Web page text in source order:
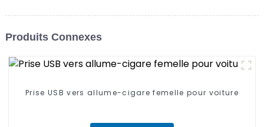
Produits Connexes
Prise USB vers allume-cigare femelle pour voiture